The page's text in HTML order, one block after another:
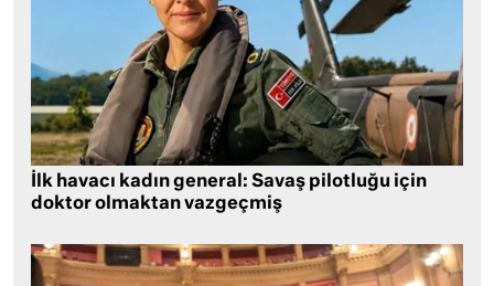
İlk havacı kadın general: Savaş pilotluğu için
doktor olmaktan vazgeçmiş